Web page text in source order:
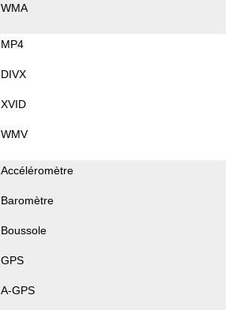
WMA
MP4
DIVX
XVID
WMV
Accéléromètre
Baromètre
Boussole
GPS
A-GPS